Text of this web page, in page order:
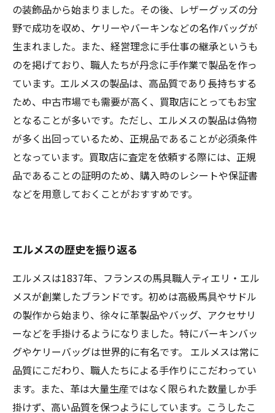
の装飾品から始まりました。その後、レザーグッズの分
野で成功を収め、ケリーやバーキンなどの名作バッグが
生まれました。また、経営理念に手仕事の継承というも
のを掲げており、職人たちが丹念に手作業で製品を作っ
ています。エルメスの製品は、高品質であり長持ちする
ため、中古市場でも需要が高く、買取店にとってもお宝
となることが多いです。ただし、エルメスの製品は偽物
が多く出回っているため、正規品であることが必須条件
となっています。買取店に査定を依頼する際には、正規
品であることの証明のため、購入時のレシートや保証書
などを用意しておくことがおすすめです。
エルメスの歴史を振り返る
エルメスは1837年、フランスの馬具職人ティエリ・エル
メスが創業したブランドです。初めは高級馬具やサドル
の製作から始まり、徐々に革製品やバッグ、アクセサリ
ーなどを手掛けるようになりました。特にバーキンバッ
グやケリーバッグは世界的に有名です。 エルメスは常に
品質にこだわり、職人たちによる手作りにこだわってい
ます。また、革は大量生産ではなく限られた数量しか手
掛けず、高い品質を保つようにしています。こうしたこ